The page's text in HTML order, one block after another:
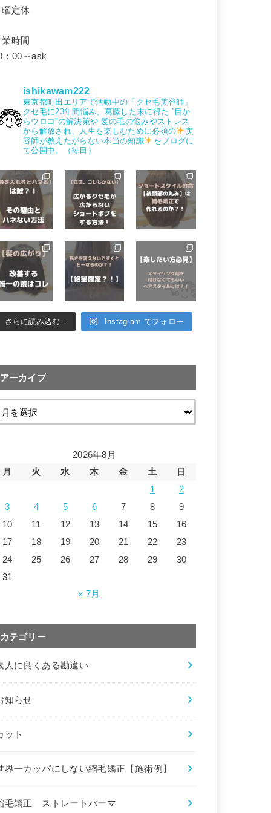
曜定休
業時間
：00～ask
ishikawam222
東京都町田エリアで活動中の「クセ毛美容師」
クセ毛に23年間悩み、葛藤した末に得た ”目か
らウロコ”の解決策や 髪の毛の悩みやストレス
から解放され、人生を楽しむために必須の
美
容師が教えたがらない本当の知識
をブログに
て公開中。（毎日）
さらに読み込む... Instagram でフォロー
アーカイブ
2026年8月
月
火 水 木 金 土
日
1
2
3
4 5 6 7 8
9
10
11 12 13 14 15
16
17
18 19 20 21 22
23
24
25 26 27 28 29
30
31
« 7月
カテゴリー
人に良くある勘違い
知らせ
ット
界一カッパにしない縮毛矯正【施術例】
毛矯正 ストレートパーマ